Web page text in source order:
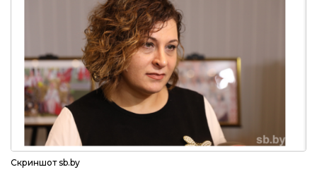
Скриншот sb.by